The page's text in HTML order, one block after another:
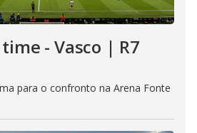
- Vasco | R7
para o confronto na Arena Fonte